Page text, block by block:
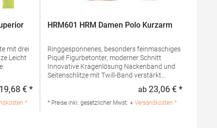
mit drei
/
/ 1%
Regulärer Preis:
€ *
*
HRM601 HRM Damen Polo Kurzarm
Ringgesponnenes, besonders feinmaschiges
Piqué Figurbetonter, moderner Schnitt
Innovative Kragenlösung Nackenband und
Seitenschlitze mit Twill-Band verstärkt
Ton) Ersatzknopf Labelfrei
Regulärer
ab 23,06 € *
* Preise inkl. gesetzlicher Mwst. + Versandkosten *